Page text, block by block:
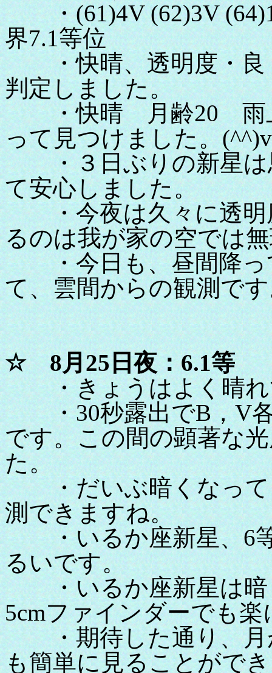
・(61)4V (62)3V
界7.1等位
・快晴、透明度・良
判定しました。
・快晴 月齢20 雨上
って見つけました。(^^)v
・３日ぶりの新星は
て安心しました。
・今夜は久々に透明
るのは我が家の空では
・今日も、昼間降っ
て、雲間からの観測で
☆ 8月25日夜：6.1等
・きょうはよく晴れ
・30秒露出でB，V各
です。この間の顕著な
た。
・だいぶ暗くなって
測できますね。
・いるか座新星、6等
るいです。
・いるか座新星は暗
5cmファインダーでも
・期待した通り、月
も簡単に見ることがで